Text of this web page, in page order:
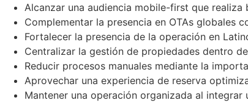
Alcanzar una audiencia mobile-first que realiza
Complementar la presencia en OTAs globales
Fortalecer la presencia de la operación en
Centralizar la gestión de propiedades dentro
Reducir procesos manuales mediante la
Aprovechar una experiencia de reserva
Mantener una operación organizada al